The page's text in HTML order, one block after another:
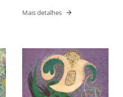
Mais detalhes